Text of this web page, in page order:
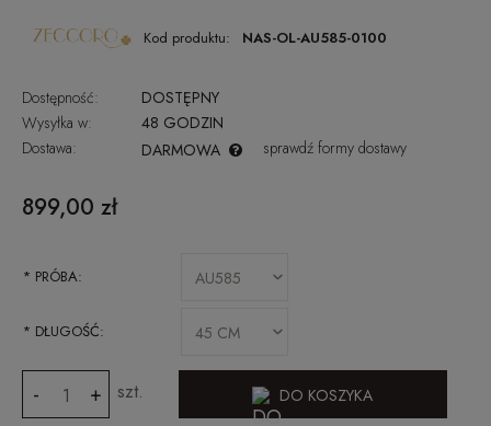
Kod produktu: NAS-OL-AU585-0100
Dostępność:
DOSTĘPNY
Wysyłka w:
48 GODZIN
Dostawa:
DARMOWA sprawdź formy dostawy
899,00 zł
* PRÓBA:
* DŁUGOŚĆ:
- + szt. DO KOSZYKA